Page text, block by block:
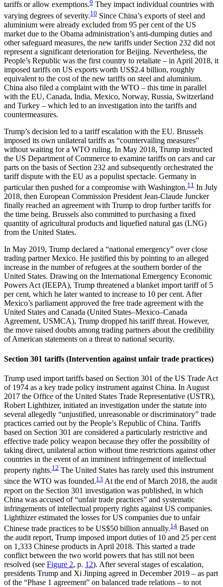
tariffs or allow exemp­tions.9 They impact individual countries with
varying degrees of severity.10 Since China’s exports of steel and
aluminium were already excluded from 95 per cent of the US
market due to the Obama administration’s anti-dumping duties and
other safeguard meas­ures, the new tariffs under Section 232 did not
repre­sent a significant deterioration for Beijing. Never­theless, the
People’s Republic was the first country to retaliate – in April 2018, it
imposed tariffs on US exports worth US$2.4 billion, roughly
equivalent to the cost of the new tariffs on steel and aluminium.
China also filed a complaint with the WTO – this time in parallel
with the EU, Canada, India, Mexico, Nor­way, Russia, Switzerland
and Turkey – which led to an investigation into the tariffs and
countermeasures.
Trump’s decision led to a tariff escalation with the EU. Brussels
imposed its own unilateral tariffs as “countervailing measures”
without waiting for a WTO ruling. In May 2018, Trump instructed
the US Depart­ment of Commerce to examine tariffs on cars and car
parts on the basis of Section 232 and subsequently orchestrated the
tariff dispute with the EU as a popu­list spectacle. Germany in
particular then pushed for a compromise with Washington.11 In July
2018, then European Commission President Jean-Claude Juncker
finally reached an agreement with Trump to drop further tariffs for
the time being. Brussels also com­mitted to purchasing a fixed
quantity of agricultural products and liquefied natural gas (LNG)
from the United States.
In May 2019, Trump declared a “national emer­gency” over close
trading partner Mexico. He justified this by pointing to an alleged
increase in the number of refugees at the southern border of the
United States. Drawing on the International Emergency Eco­nomic
Powers Act (IEEPA), Trump threatened a blan­ket import tariff of 5
per cent, which he later wanted to increase to 10 per cent. After
Mexico’s parliament approved the free trade agreement with the
United States and Canada (United States–Mexico–Canada
Agreement, USMCA), Trump dropped his tariff threat. However,
the move raised doubts among trading part­ners about the credibility
of American statements on a threat to national security.
Section 301 tariffs (Intervention against unfair trade practices)
Trump used import tariffs based on Section 301 of the US Trade Act
of 1974 as a key trade policy instrument against China. In August
2017 the Office of the United States Trade Representative (USTR),
Robert Lighthizer, initiated an investigation under the statute into
sev­eral allegedly “unjustified, unreasonable or discriminatory” trade
practices carried out by the People’s Republic of China. Tariffs
based on Section 301 are considered a particularly restrictive and
effective trade policy weapon because they offer the possibility of
taking direct, unilateral action without time restric­tions against other
countries in the event of an immi­nent infringement of intellectual
property rights.12 The United States has rarely used this instrument
since the WTO was founded.13 At the end of March 2018, the audit
report on the Section 301 inves­tiga­tion was published, in which
China was accused of “unfair trade practices” and systematic
infringements of intellectual property rights against US companies.
Lighthizer estimated the losses for US companies due to unfair
Chinese trade practices to be US$50 billion annually.14 Based on
the audit report, Trump imposed import duties of 10 and 25 per cent
on 1,333 Chinese products in April 2018. This started a trade
conflict between the two world powers that has still not been
resolved (see Figure 2, p. 12). After several stages of escalation,
presidents Trump and Xi Jinping agreed in December 2019 – as part
of the “Phase 1 agreement” on balanced trade relations – to not